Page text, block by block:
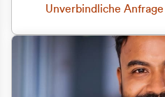
Unverbindliche